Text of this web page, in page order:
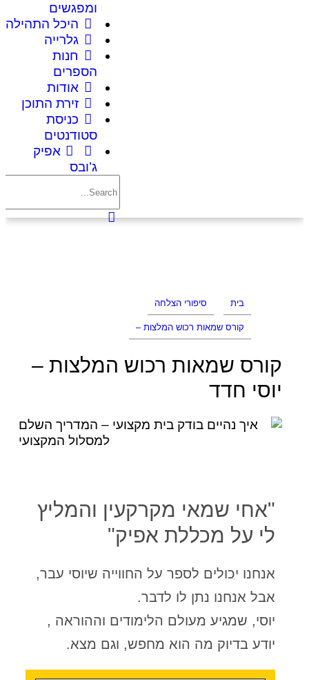
ומפגשים
היכל התהילה
גלרייה
חנות
הספרים
אודות
זירת התוכן
כניסת
סטודנטים
אפיק
ג’ובס
בית סיפורי הצלחה
קורס שמאות רכוש המלצות –
קורס שמאות רכוש המלצות –
יוסי חדד
"אחי שמאי מקרקעין והמליץ
לי על מכללת אפיק"
אנחנו יכולים לספר על החווייה שיוסי עבר,
אבל אנחנו נתן לו לדבר.
יוסי, שמגיע מעולם הלימודים וההוראה ,
יודע בדיוק מה הוא מחפש, וגם מצא.